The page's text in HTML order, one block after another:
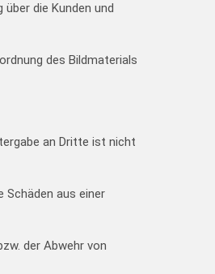
die Kunden und
des Bildmaterials
an Dritte ist nicht
aus einer
der Abwehr von